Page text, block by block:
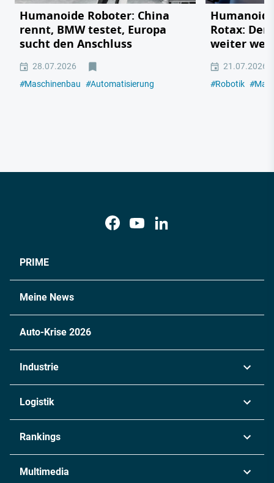
Humanoide Roboter: China
rennt, BMW testet, Europa
sucht den Anschluss
28.07.2026
#Maschinenbau #Automatisierung
Rotax: Der
weiter
21.07.2026
#Robotik #
PRIME
Meine News
Auto-Krise 2026
Industrie
Chemie
Metall
Logistik
Rankings
Multimedia